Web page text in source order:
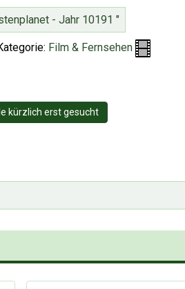
- Jahr 10191 "
Film & Fernsehen
kürzlich erst gesucht